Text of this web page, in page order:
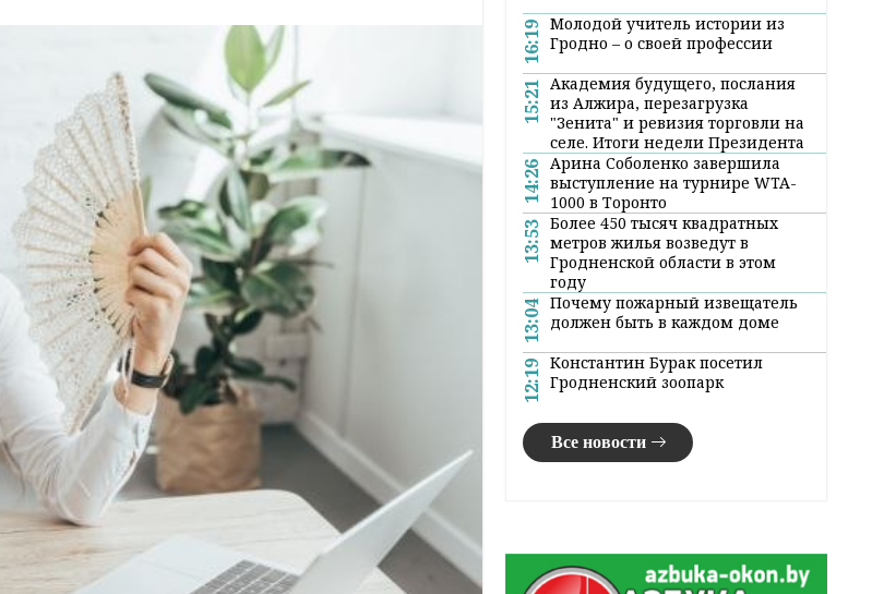
16:19 Молодой учитель истории из
Гродно – о своей профессии
15:21
Академия будущего, послания
из Алжира, перезагрузка
"Зенита" и ревизия торговли на
селе. Итоги недели Президента
14:26
Арина Соболенко завершила
выступление на турнире WTA-
1000 в Торонто
13:53 Более 450 тысяч квадратных
метров жилья возведут в
Гродненской области в этом
году
13:04 Почему пожарный извещатель
должен быть в каждом доме
12:19 Константин Бурак посетил
Гродненский зоопарк
Все новости